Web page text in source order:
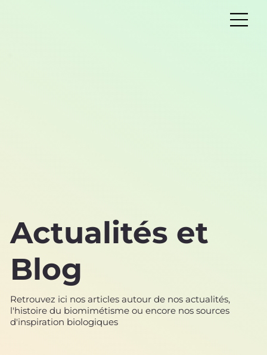
Actualités et
Blog
Retrouvez ici nos articles autour de nos actualités,
l'histoire du biomimétisme ou encore nos sources
d'inspiration biologiques